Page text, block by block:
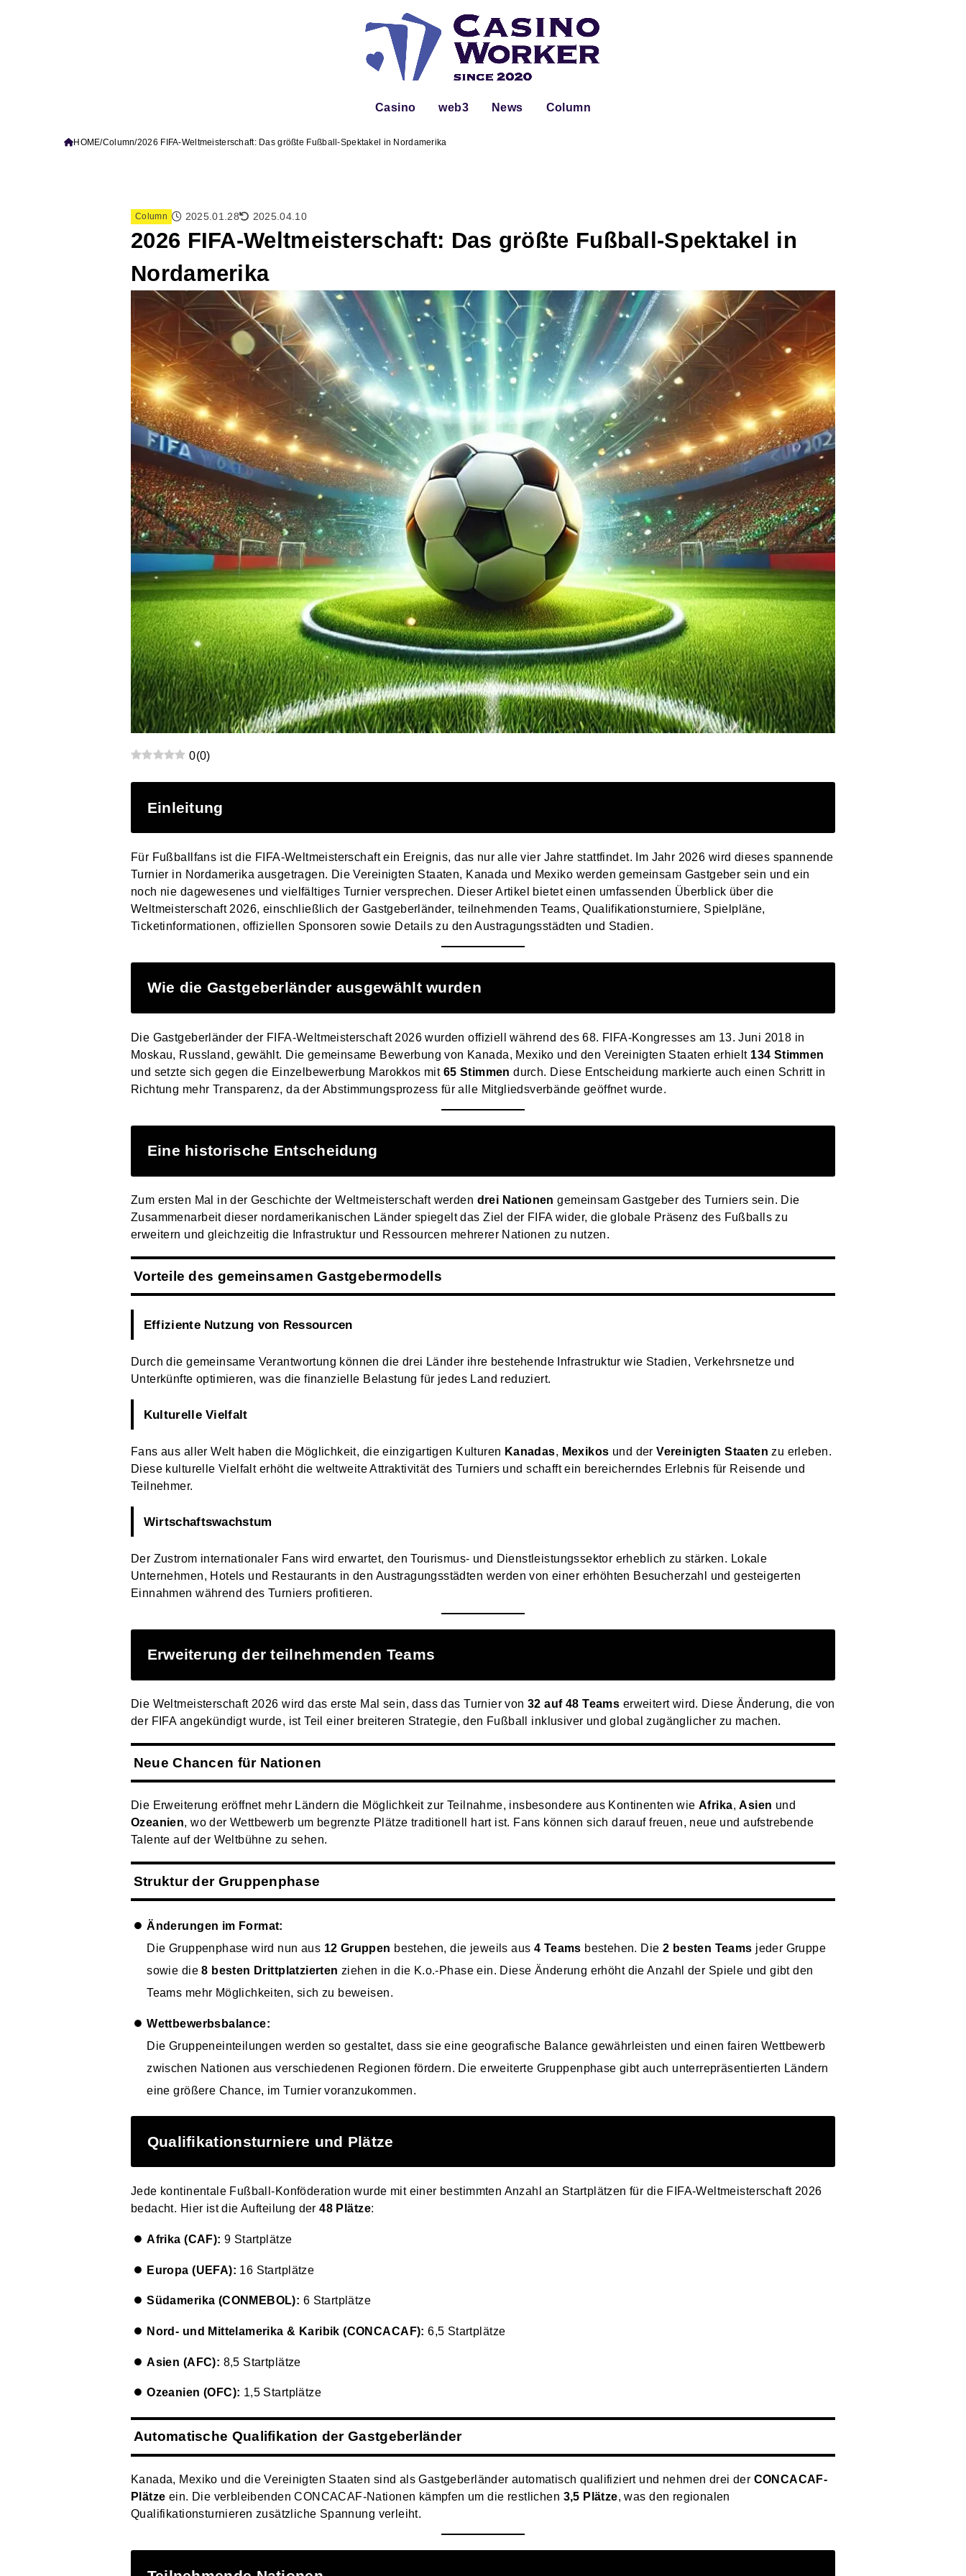
Casino web3 News Column
HOME Column 2026 FIFA-Weltmeisterschaft: Das größte Fußball-Spektakel in Nordamerika
Column 2025.01.28 2025.04.10
2026 FIFA-Weltmeisterschaft: Das größte Fußball-Spektakel in
Nordamerika
0(0)
Einleitung
Für Fußballfans ist die FIFA-Weltmeisterschaft ein Ereignis, das nur alle vier Jahre stattfindet. Im Jahr 2026 wird dieses spannende
Turnier in Nordamerika ausgetragen. Die Vereinigten Staaten, Kanada und Mexiko werden gemeinsam Gastgeber sein und ein
noch nie dagewesenes und vielfältiges Turnier versprechen. Dieser Artikel bietet einen umfassenden Überblick über die
Weltmeisterschaft 2026, einschließlich der Gastgeberländer, teilnehmenden Teams, Qualifikationsturniere, Spielpläne,
Ticketinformationen, offiziellen Sponsoren sowie Details zu den Austragungsstädten und Stadien.
Wie die Gastgeberländer ausgewählt wurden
Die Gastgeberländer der FIFA-Weltmeisterschaft 2026 wurden offiziell während des 68. FIFA-Kongresses am 13. Juni 2018 in
Moskau, Russland, gewählt. Die gemeinsame Bewerbung von Kanada, Mexiko und den Vereinigten Staaten erhielt 134 Stimmen
und setzte sich gegen die Einzelbewerbung Marokkos mit 65 Stimmen durch. Diese Entscheidung markierte auch einen Schritt in
Richtung mehr Transparenz, da der Abstimmungsprozess für alle Mitgliedsverbände geöffnet wurde.
Eine historische Entscheidung
Zum ersten Mal in der Geschichte der Weltmeisterschaft werden drei Nationen gemeinsam Gastgeber des Turniers sein. Die
Zusammenarbeit dieser nordamerikanischen Länder spiegelt das Ziel der FIFA wider, die globale Präsenz des Fußballs zu
erweitern und gleichzeitig die Infrastruktur und Ressourcen mehrerer Nationen zu nutzen.
Vorteile des gemeinsamen Gastgebermodells
Effiziente Nutzung von Ressourcen
Durch die gemeinsame Verantwortung können die drei Länder ihre bestehende Infrastruktur wie Stadien, Verkehrsnetze und
Unterkünfte optimieren, was die finanzielle Belastung für jedes Land reduziert.
Kulturelle Vielfalt
Fans aus aller Welt haben die Möglichkeit, die einzigartigen Kulturen Kanadas, Mexikos und derVereinigten Staaten zu erleben.
Diese kulturelle Vielfalt erhöht die weltweite Attraktivität des Turniers und schafft ein bereicherndes Erlebnis für Reisende und
Teilnehmer.
Wirtschaftswachstum
Der Zustrom internationaler Fans wird erwartet, den Tourismus- und Dienstleistungssektor erheblich zu stärken. Lokale
Unternehmen, Hotels und Restaurants in den Austragungsstädten werden von einer erhöhten Besucherzahl und gesteigerten
Einnahmen während des Turniers profitieren.
Erweiterung der teilnehmenden Teams
Die Weltmeisterschaft 2026 wird das erste Mal sein, dass das Turnier von32 auf 48 Teams erweitert wird. Diese Änderung, die von
der FIFA angekündigt wurde, ist Teil einer breiteren Strategie, den Fußball inklusiver und global zugänglicher zu machen.
Neue Chancen für Nationen
Die Erweiterung eröffnet mehr Ländern die Möglichkeit zur Teilnahme, insbesondere aus Kontinenten wieAfrika,Asien und
Ozeanien, wo der Wettbewerb um begrenzte Plätze traditionell hart ist. Fans können sich darauf freuen, neue und aufstrebende
Talente auf der Weltbühne zu sehen.
Struktur der Gruppenphase
Änderungen im Format:
Die Gruppenphase wird nun aus 12 Gruppen bestehen, die jeweils aus 4 Teams bestehen. Die 2 besten Teams jeder Gruppe
sowie die8 besten Drittplatzierten ziehen in die K.o.-Phase ein. Diese Änderung erhöht die Anzahl der Spiele und gibt den
Teams mehr Möglichkeiten, sich zu beweisen.
Wettbewerbsbalance:
Die Gruppeneinteilungen werden so gestaltet, dass sie eine geografische Balance gewährleisten und einen fairen Wettbewerb
zwischen Nationen aus verschiedenen Regionen fördern. Die erweiterte Gruppenphase gibt auch unterrepräsentierten Ländern
eine größere Chance, im Turnier voranzukommen.
Qualifikationsturniere und Plätze
Jede kontinentale Fußball-Konföderation wurde mit einer bestimmten Anzahl an Startplätzen für die FIFA-Weltmeisterschaft 2026
bedacht. Hier ist die Aufteilung der48 Plätze:
Afrika (CAF): 9 Startplätze
Europa (UEFA): 16 Startplätze
Südamerika (CONMEBOL): 6 Startplätze
Nord- und Mittelamerika & Karibik (CONCACAF): 6,5 Startplätze
Asien (AFC): 8,5 Startplätze
Ozeanien (OFC): 1,5 Startplätze
Automatische Qualifikation der Gastgeberländer
Kanada, Mexiko und die Vereinigten Staaten sind als Gastgeberländer automatisch qualifiziert und nehmen drei der CONCACAF-
Plätze ein. Die verbleibenden CONCACAF-Nationen kämpfen um die restlichen 3,5 Plätze, was den regionalen
Qualifikationsturnieren zusätzliche Spannung verleiht.